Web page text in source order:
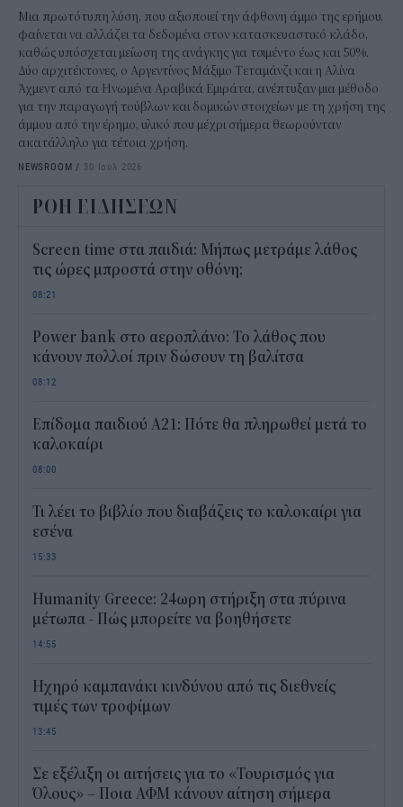
Μια πρωτότυπη λύση, που αξιοποιεί την άφθονη άμμο της ερήμου,
φαίνεται να αλλάζει τα δεδομένα στον κατασκευαστικό κλάδο,
καθώς υπόσχεται μείωση της ανάγκης για τσιμέντο έως και 50%.
Δύο αρχιτέκτονες, ο Αργεντίνος Μάξιμο Τεταμάνζι και η Αλίνα
Άχμεντ από τα Ηνωμένα Αραβικά Εμιράτα, ανέπτυξαν μια μέθοδο
για την παραγωγή τούβλων και δομικών στοιχείων με τη χρήση της
άμμου από την έρημο, υλικό που μέχρι σήμερα θεωρούνταν
ακατάλληλο για τέτοια χρήση.
NEWSROOM / 30 Ιουλ 2026
ΡΟΗ ΕΙΔΗΣΕΩΝ
Screen time στα παιδιά: Μήπως μετράμε λάθος
τις ώρες μπροστά στην οθόνη;
08:21
Power bank στο αεροπλάνο: Το λάθος που
κάνουν πολλοί πριν δώσουν τη βαλίτσα
08:12
Επίδομα παιδιού Α21: Πότε θα πληρωθεί μετά το
καλοκαίρι
08:00
Τι λέει το βιβλίο που διαβάζεις το καλοκαίρι για
εσένα
15:33
Humanity Greece: 24ωρη στήριξη στα πύρινα
μέτωπα - Πώς μπορείτε να βοηθήσετε
14:55
Ηχηρό καμπανάκι κινδύνου από τις διεθνείς
τιμές των τροφίμων
13:45
Σε εξέλιξη οι αιτήσεις για το «Τουρισμός για
Όλους» – Ποια ΑΦΜ κάνουν αίτηση σήμερα